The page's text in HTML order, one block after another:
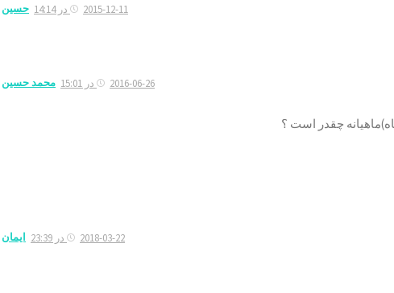
حسین 2015-12-11 در 14:14
محمد حسین 2016-06-26 در 15:01
چقدر است ؟
ایمان 2018-03-22 در 23:39